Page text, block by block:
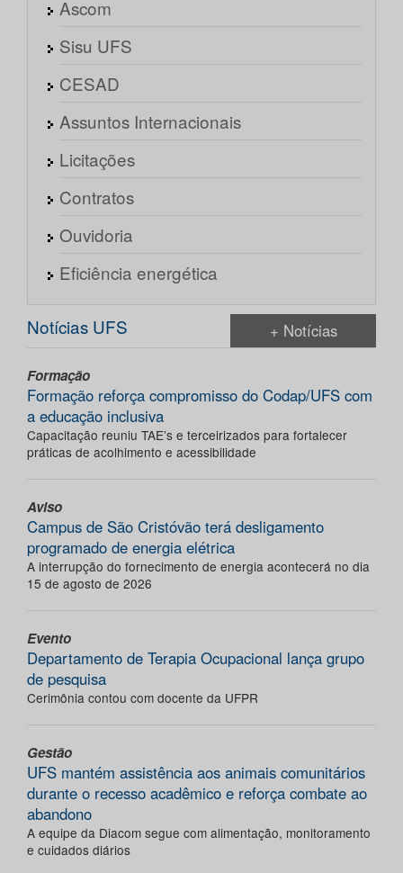
Ascom
Sisu UFS
CESAD
Assuntos Internacionais
Licitações
Contratos
Ouvidoria
Eficiência energética
Notícias UFS + Notícias
Formação
Formação reforça compromisso do Codap/UFS com
a educação inclusiva
Capacitação reuniu TAE’s e terceirizados para fortalecer
práticas de acolhimento e acessibilidade
Aviso
Campus de São Cristóvão terá desligamento
programado de energia elétrica
A interrupção do fornecimento de energia acontecerá no dia
15 de agosto de 2026
Evento
Departamento de Terapia Ocupacional lança grupo
de pesquisa
Cerimônia contou com docente da UFPR
Gestão
UFS mantém assistência aos animais comunitários
durante o recesso acadêmico e reforça combate ao
abandono
A equipe da Diacom segue com alimentação, monitoramento
e cuidados diários